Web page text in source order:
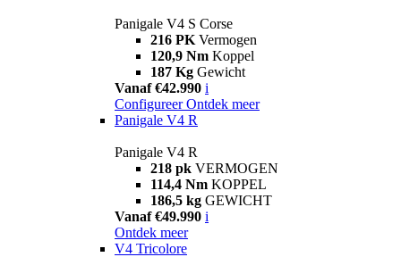
Panigale V4 S Corse
216 PK Vermogen
120,9 Nm Koppel
187 Kg Gewicht
Vanaf €42.990 i
Configureer Ontdek meer
Panigale V4 R
Panigale V4 R
218 pk VERMOGEN
114,4 Nm KOPPEL
186,5 kg GEWICHT
Vanaf €49.990 i
Ontdek meer
V4 Tricolore